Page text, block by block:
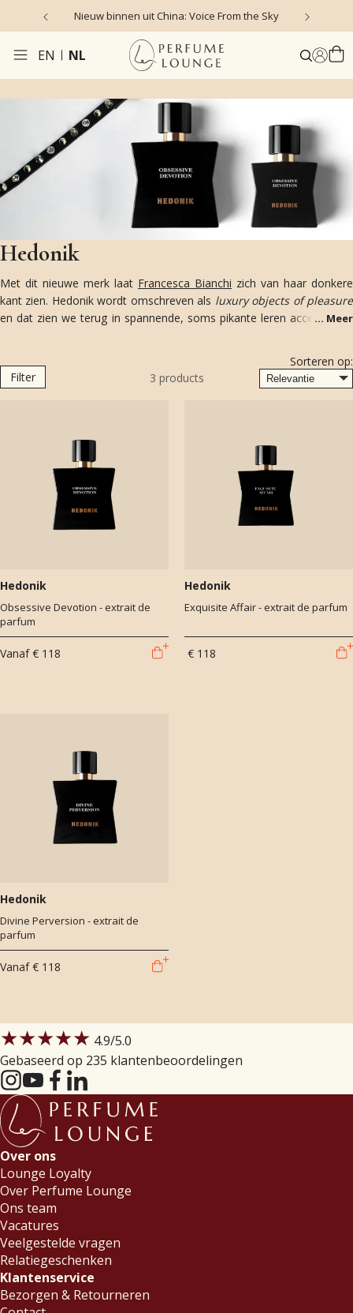
Nieuw binnen uit China: Voice From the Sky
EN NL
Hedonik
Met dit nieuwe merk laat Francesca Bianchi zich van haar donkere
kant zien. Hedonik wordt omschreven als luxury objects of pleasure
en dat zien we terug in spannende, soms pikante leren accessoires,
... Meer
Filter 3 products
Sorteren op:
Hedonik
Obsessive Devotion - extrait de
parfum
Vanaf € 118
Hedonik
Exquisite Affair - extrait de parfum
€ 118
Hedonik
Divine Perversion - extrait de
parfum
Vanaf € 118
★★★★★ 4.9/5.0
Gebaseerd op 235 klantenbeoordelingen
Over ons
Lounge Loyalty
Over Perfume Lounge
Ons team
Vacatures
Veelgestelde vragen
Relatiegeschenken
Klantenservice
Bezorgen & Retourneren